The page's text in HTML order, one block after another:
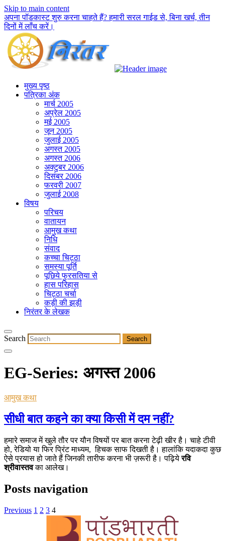
Skip to main content
अपना पॉडकास्ट शुरु करना चाहते हैं? हमारी सरल गाईड से, बिना खर्च, तीन
दिनों में लाँच करें।
मुख्य पृष्ठ
पत्रिका अंक
मार्च 2005
अप्रेल 2005
मई 2005
जून 2005
जुलाई 2005
अगस्त 2005
अगस्त 2006
अक्टुबर 2006
दिसंबर 2006
फरवरी 2007
जुलाई 2008
विषय
परिचय
वातायन
आमुख कथा
निधि
संवाद
कच्चा चिट्ठा
समस्या पूर्ति
पूछिये फुरसतिया से
हास परिहास
चिट्ठा चर्चा
कड़ी की झड़ी
निरंतर के लेखक
Search
EG-Series: अगस्त 2006
आमुख कथा
सीधी बात कहने का क्या किसी में दम नहीं?
हमारे समाज में खुले तौर पर यौन विषयों पर बात करना टेढ़ी खीर है। चाहे टीवी
हो, रेडियो या फिर प्रिंट माध्यम, हिचक साफ दिखती है। हालांकि यदाकदा कुछ
ऐसे प्रयास हो जाते हैं जिनकी तारीफ करना भी ज़रूरी है। पढ़ियेरवि
श्रीवास्तवका आलेख।
Posts navigation
Previous 1 2 3 4